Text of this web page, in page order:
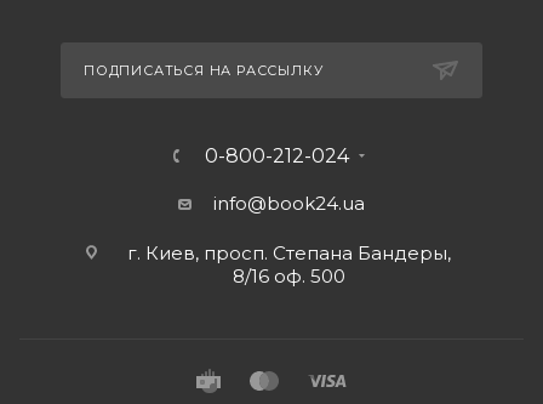
ПОДПИСАТЬСЯ НА РАССЫЛКУ
0-800-212-024
info@book24.ua
г. Киев, просп. Степана Бандеры,
8/16 оф. 500